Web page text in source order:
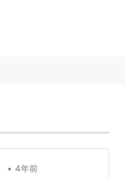
• 4年前